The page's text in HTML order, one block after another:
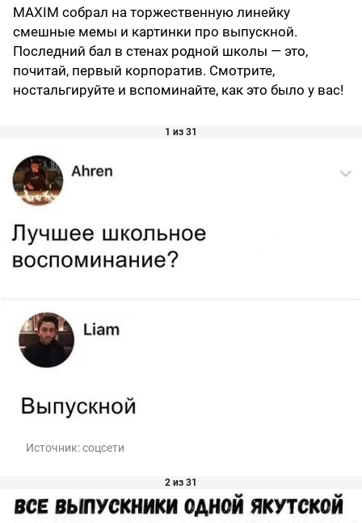
MAXIM собрал на торжественную линейку
смешные мемы и картинки про выпускной.
Последний бал в стенах родной школы — это,
почитай, первый корпоратив. Смотрите,
ностальгируйте и вспоминайте, как это было у вас!
1 из 31
Источник:соцсети
2 из 31